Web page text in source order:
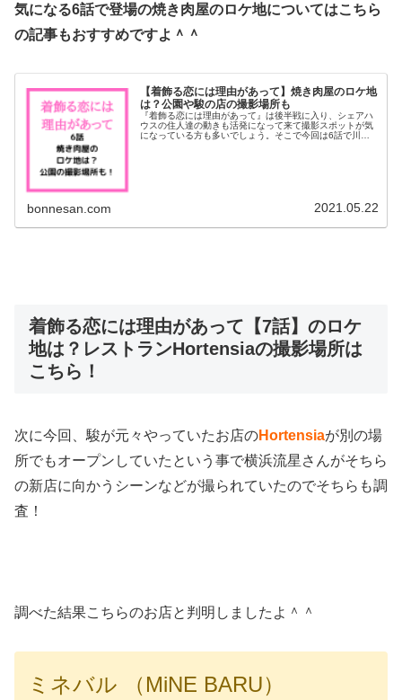
気になる6話で登場の焼き肉屋のロケ地についてはこちら
の記事もおすすめですよ＾＾
【着飾る恋には理由があって】焼き肉屋のロケ地
は？公園や駿の店の撮影場所も
『着飾る恋には理由があって』は後半戦に入り、シェアハ
ウスの住人達の動きも活発になって来て撮影スポットが気
になっている方も多いでしょう。そこで今回は6話で川口
bonnesan.com 2021.05.22
着飾る恋には理由があって【7話】のロケ
地は？レストランHortensiaの撮影場所は
こちら！
次に今回、駿が元々やっていたお店のHortensiaが別の場
所でもオープンしていたという事で横浜流星さんがそちら
の新店に向かうシーンなどが撮られていたのでそちらも調
査！
調べた結果こちらのお店と判明しましたよ＾＾
ミネバル （MiNE BARU）